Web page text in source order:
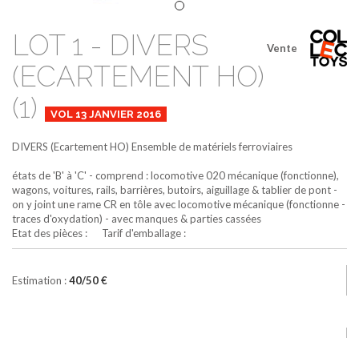
Vente
LOT 1 - DIVERS
(ECARTEMENT HO)
(1)
VOL 13 JANVIER 2016
DIVERS (Ecartement HO) Ensemble de matériels ferroviaires
états de 'B' à 'C' - comprend : locomotive 020 mécanique (fonctionne),
wagons, voitures, rails, barrières, butoirs, aiguillage & tablier de pont -
on y joint une rame CR en tôle avec locomotive mécanique (fonctionne -
traces d'oxydation) - avec manques & parties cassées
Etat des pièces : Tarif d'emballage :
Estimation :40/50 €